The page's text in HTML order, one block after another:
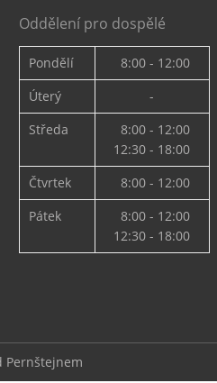
Oddělení pro dospělé
Pondělí
8:00 - 12:00
Úterý
-
Středa
8:00 - 12:00
12:30 - 18:00
Čtvrtek
8:00 - 12:00
Pátek
8:00 - 12:00
12:30 - 18:00
Pernštejnem